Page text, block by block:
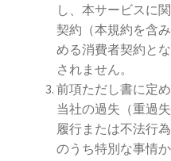
し、本サービスに
契約（本規約を含
める消費者契約と
されません。
前項ただし書に定
当社の過失（重過
履行または不法行
のうち特別な事情